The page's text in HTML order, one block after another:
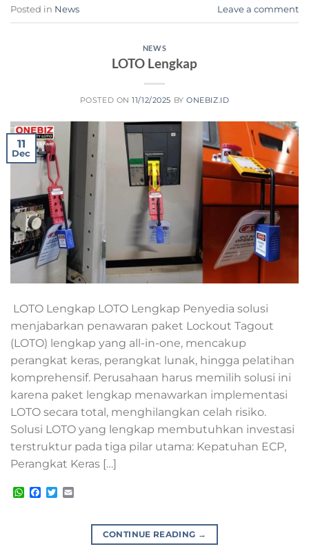
Posted in News Leave a comment
NEWS
LOTO Lengkap
POSTED ON11/12/2025 BYONEBIZ.ID
11
Dec
LOTO Lengkap LOTO Lengkap Penyedia solusi
menjabarkan penawaran paket Lockout Tagout
(LOTO) lengkap yang all-in-one, mencakup
perangkat keras, perangkat lunak, hingga pelatihan
komprehensif. Perusahaan harus memilih solusi ini
karena paket lengkap menawarkan implementasi
LOTO secara total, menghilangkan celah risiko.
Solusi LOTO yang lengkap membutuhkan investasi
terstruktur pada tiga pilar utama: Kepatuhan ECP,
Perangkat Keras […]
WhatsApp
Facebook
Twitter
CONTINUE READING →